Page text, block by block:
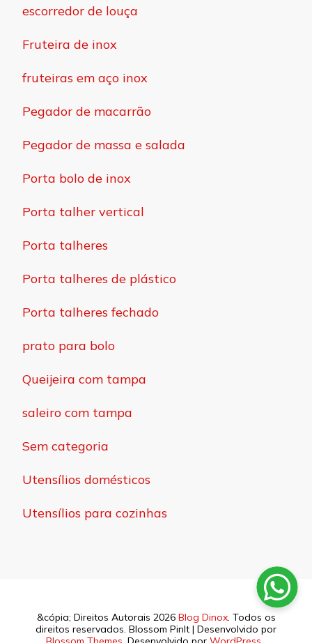
escorredor de louça
Fruteira de inox
fruteiras em aço inox
Pegador de macarrão
Pegador de massa e salada
Porta bolo de inox
Porta talher vertical
Porta talheres
Porta talheres de plástico
Porta talheres fechado
prato para bolo
Queijeira com tampa
saleiro com tampa
Sem categoria
Utensílios domésticos
Utensílios para cozinhas
&cópia; Direitos Autorais 2026 Blog Dinox. Todos os
direitos reservados. Blossom PinIt | Desenvolvido por